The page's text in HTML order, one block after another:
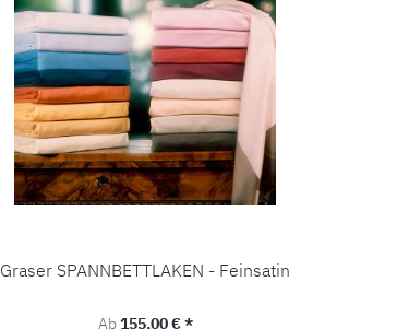
Graser SPANNBETTLAKEN - Feinsatin
Regulärer Preis:
Ab155,00 € *